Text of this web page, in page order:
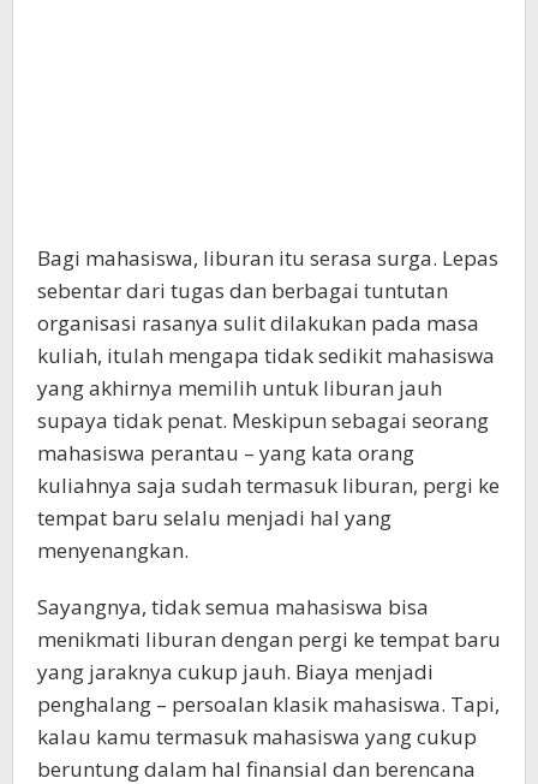
Bagi mahasiswa, liburan itu serasa surga. Lepas
sebentar dari tugas dan berbagai tuntutan
organisasi rasanya sulit dilakukan pada masa
kuliah, itulah mengapa tidak sedikit mahasiswa
yang akhirnya memilih untuk liburan jauh
supaya tidak penat. Meskipun sebagai seorang
mahasiswa perantau – yang kata orang
kuliahnya saja sudah termasuk liburan, pergi ke
tempat baru selalu menjadi hal yang
menyenangkan.
Sayangnya, tidak semua mahasiswa bisa
menikmati liburan dengan pergi ke tempat baru
yang jaraknya cukup jauh. Biaya menjadi
penghalang – persoalan klasik mahasiswa. Tapi,
kalau kamu termasuk mahasiswa yang cukup
beruntung dalam hal finansial dan berencana